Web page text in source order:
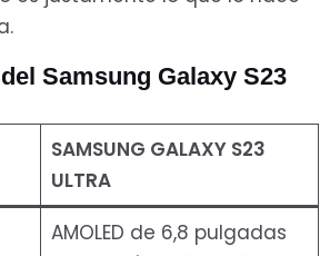
Samsung Galaxy S23
SAMSUNG GALAXY S23
ULTRA
AMOLED de 6,8 pulgadas